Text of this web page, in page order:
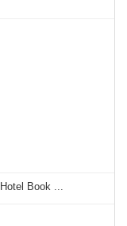
Book ...